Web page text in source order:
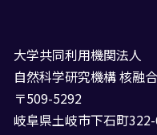
大学共同利用機関法人
自然科学研究機構 核融
〒509-5292
岐阜県土岐市下石町